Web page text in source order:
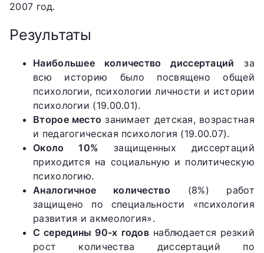
2007 год.
Результаты
Наибольшее количество диссертаций за
всю историю было посвящено общей
психологии, психологии личности и истории
психологии (19.00.01).
Второе место занимает детская, возрастная
и педагогическая психология (19.00.07).
Около 10% защищенных диссертаций
приходится на социальную и политическую
психологию.
Аналогичное количество (8%) работ
защищено по специальности «психология
развития и акмеология».
С середины 90-х годов наблюдается резкий
рост количества диссертаций по